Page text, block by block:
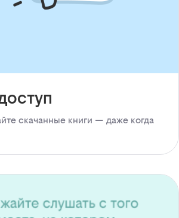
скачанные книги — даже когда